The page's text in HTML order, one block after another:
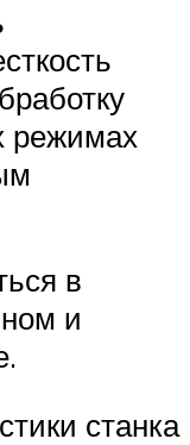
режимах
в
и
станка